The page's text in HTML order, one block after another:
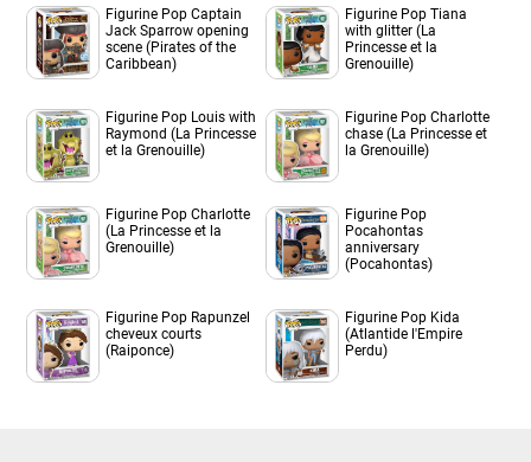
Figurine Pop Captain
Jack Sparrow opening
scene (Pirates of the
Caribbean)
Figurine Pop Tiana
with glitter (La
Princesse et la
Grenouille)
Figurine Pop Louis with
Raymond (La Princesse
et la Grenouille)
Figurine Pop Charlotte
chase (La Princesse et
la Grenouille)
Figurine Pop Charlotte
(La Princesse et la
Grenouille)
Figurine Pop
Pocahontas
anniversary
(Pocahontas)
Figurine Pop Rapunzel
cheveux courts
(Raiponce)
Figurine Pop Kida
(Atlantide l'Empire
Perdu)